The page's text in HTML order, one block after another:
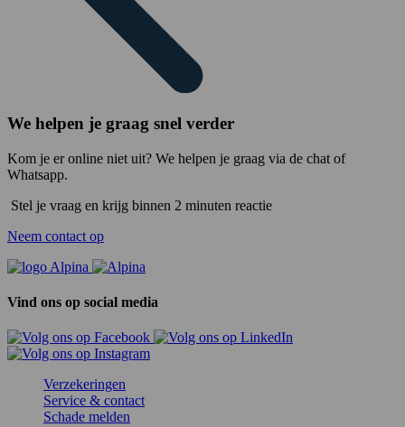
We helpen je graag snel verder
Kom je er online niet uit? We helpen je graag via de chat of
Whatsapp.
Stel je vraag en krijg binnen 2 minuten reactie
Neem contact op
Vind ons op social media
Verzekeringen
Service & contact
Schade melden